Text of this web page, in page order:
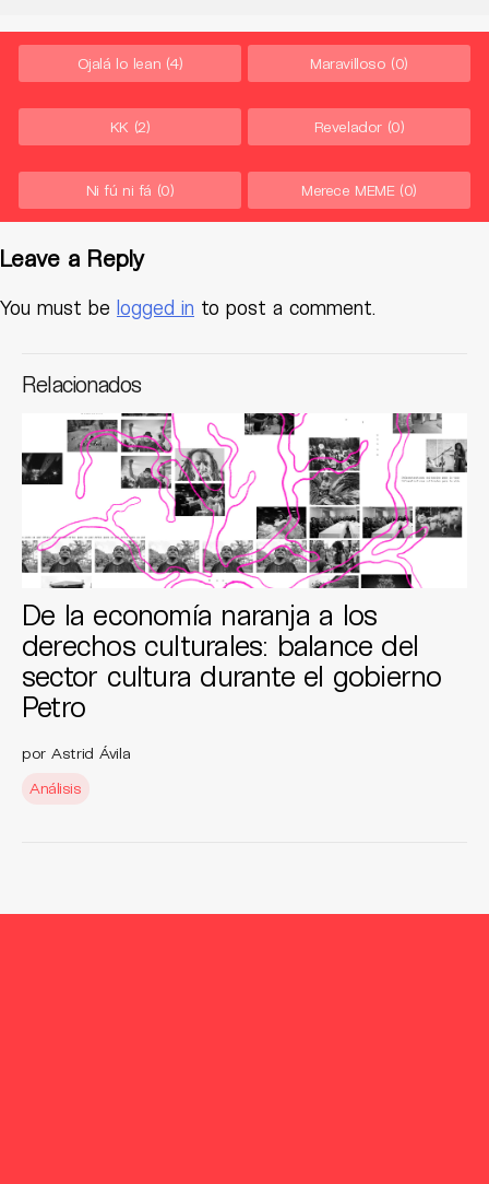
Ojalá lo lean (4) Maravilloso (0)
KK (2) Revelador (0)
Ni fú ni fá (0) Merece MEME (0)
Leave a Reply
You must be logged in to post a comment.
Relacionados
De la economía naranja a los
derechos culturales: balance del
sector cultura durante el gobierno
Petro
por Astrid Ávila
Análisis